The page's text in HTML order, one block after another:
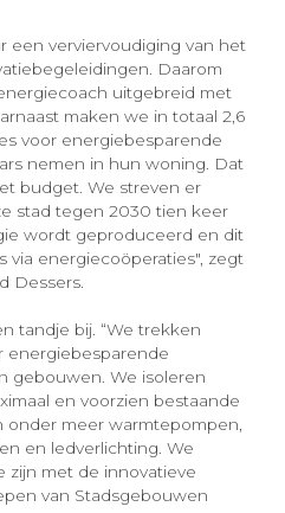
een verviervoudiging van het
Daarom
uitgebreid met
maken we in totaal 2,6
voor energiebesparende
nemen in hun woning. Dat
budget. We streven er
stad tegen 2030 tien keer
wordt geproduceerd en dit
via energiecoöperaties", zegt
Dessers.
tandje bij. “We trekken
energiebesparende
gebouwen. We isoleren
en voorzien bestaande
meer warmtepompen,
en ledverlichting. We
zijn met de innovatieve
van Stadsgebouwen